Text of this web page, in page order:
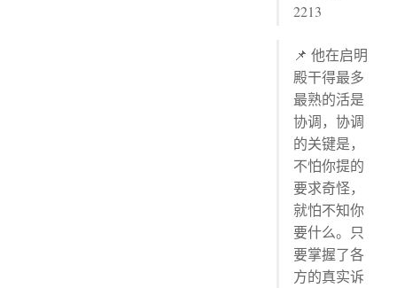
2213
📌 他在启明
殿干得最多
最熟的活是
协调，协调
的关键是，
不怕你提的
要求奇怪，
就怕不知你
要什么。只
要掌握了各
方的真实诉